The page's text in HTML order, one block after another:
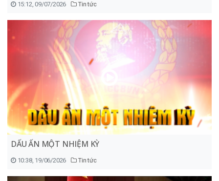
15:12, 09/07/2026 Tin tức
DẤU ẤN MỘT NHIỆM KỲ
10:38, 19/06/2026 Tin tức